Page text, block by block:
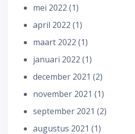
mei 2022 (1)
april 2022 (1)
maart 2022 (1)
januari 2022 (1)
december 2021 (2)
november 2021 (1)
september 2021 (2)
augustus 2021 (1)